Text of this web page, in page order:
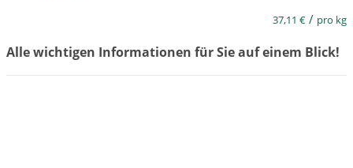
37,11 € / pro kg
Alle wichtigen Informationen für Sie auf einem Blick!